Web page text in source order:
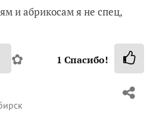
и абрикосам я не спец,
✿ 1 Спасибо!